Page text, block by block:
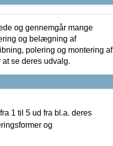
og gennemgår mange
og belægning af
polering og montering af
se deres udvalg.
1 til 5 ud fra bl.a. deres
og